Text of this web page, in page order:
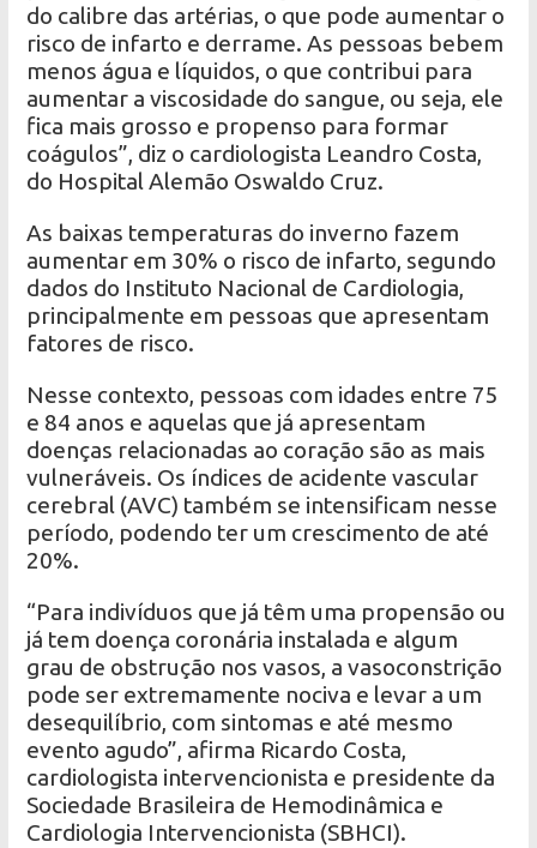
do calibre das artérias, o que pode aumentar o
risco de infarto e derrame. As pessoas bebem
menos água e líquidos, o que contribui para
aumentar a viscosidade do sangue, ou seja, ele
fica mais grosso e propenso para formar
coágulos”, diz o cardiologista Leandro Costa,
do Hospital Alemão Oswaldo Cruz.
As baixas temperaturas do inverno fazem
aumentar em 30% o risco de infarto, segundo
dados do Instituto Nacional de Cardiologia,
principalmente em pessoas que apresentam
fatores de risco.
Nesse contexto, pessoas com idades entre 75
e 84 anos e aquelas que já apresentam
doenças relacionadas ao coração são as mais
vulneráveis. Os índices de acidente vascular
cerebral (AVC) também se intensificam nesse
período, podendo ter um crescimento de até
20%.
“Para indivíduos que já têm uma propensão ou
já tem doença coronária instalada e algum
grau de obstrução nos vasos, a vasoconstrição
pode ser extremamente nociva e levar a um
desequilíbrio, com sintomas e até mesmo
evento agudo”, afirma Ricardo Costa,
cardiologista intervencionista e presidente da
Sociedade Brasileira de Hemodinâmica e
Cardiologia Intervencionista (SBHCI).